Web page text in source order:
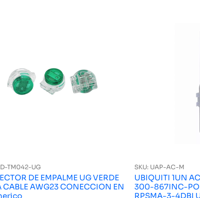
TM042-UG
DE EMPALME UG VERDE
CABLE AWG23 CONECCION EN
SKU: UAP-AC-M
UBIQUITI 1UN
300-867INC-
RPSMA-3-4DBI